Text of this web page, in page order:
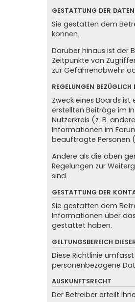
GESTATTUNG DER
Sie gestatten dem
können.
Darüber hinaus ist der
Zeitpunkte von
zur Gefahrenabwehr
REGELUNGEN
Zweck eines Boards
erstellten Beiträge im
Nutzerkreis (z. B.
Informationen im
beauftragte Personen
Andere als die oben
Regelungen zur
sind.
GESTATTUNG DER
Sie gestatten dem
Informationen über
gestattet haben.
GELTUNGSBEREICH
Diese Richtlinie
personenbezogene
AUSKUNFTSRECHT
Der Betreiber erteilt